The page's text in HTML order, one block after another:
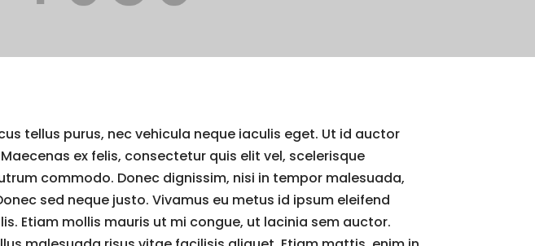
tellus purus, nec vehicula neque iaculis eget. Ut id auctor
ex felis, consectetur quis elit vel, scelerisque
commodo. Donec dignissim, nisi in tempor malesuada,
sed neque justo. Vivamus eu metus id ipsum eleifend
Etiam mollis mauris ut mi congue, ut lacinia sem auctor.